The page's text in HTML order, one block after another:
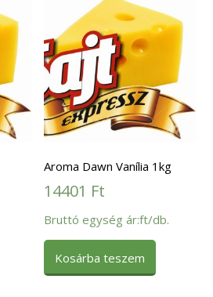
Aroma Dawn Vanília 1kg
14401 Ft
Bruttó egység ár:ft/db.
Kosárba teszem